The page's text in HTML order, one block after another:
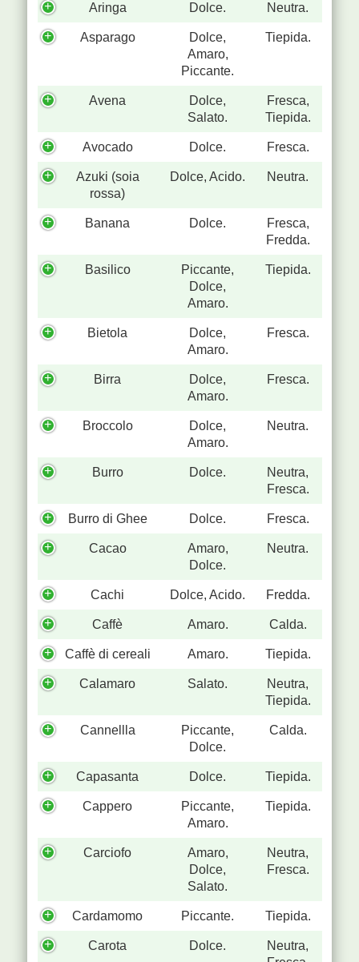
Aringa Dolce. Neutra.
Asparago
Dolce,
Amaro,
Piccante.
Tiepida.
Avena
Dolce,
Salato.
Fresca,
Tiepida.
Avocado Dolce. Fresca.
Azuki (soia
rossa)
Dolce, Acido. Neutra.
Banana Dolce.
Fresca,
Fredda.
Basilico
Piccante,
Dolce,
Amaro.
Tiepida.
Bietola
Dolce,
Amaro.
Fresca.
Birra
Dolce,
Amaro.
Fresca.
Broccolo
Dolce,
Amaro.
Neutra.
Burro Dolce.
Neutra,
Fresca.
Burro di Ghee Dolce. Fresca.
Cacao
Amaro,
Dolce.
Neutra.
Cachi Dolce, Acido. Fredda.
Caffè Amaro. Calda.
Caffè di cereali Amaro. Tiepida.
Calamaro Salato.
Neutra,
Tiepida.
Cannellla
Piccante,
Dolce.
Calda.
Capasanta Dolce. Tiepida.
Cappero
Piccante,
Amaro.
Tiepida.
Carciofo
Amaro,
Dolce,
Salato.
Neutra,
Fresca.
Cardamomo Piccante. Tiepida.
Carota Dolce.
Neutra,